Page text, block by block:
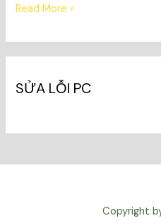
Read More »
SỬA LỖI PC
Copyright